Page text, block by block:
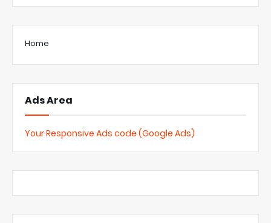
Home
Ads Area
Your Responsive Ads code (Google Ads)